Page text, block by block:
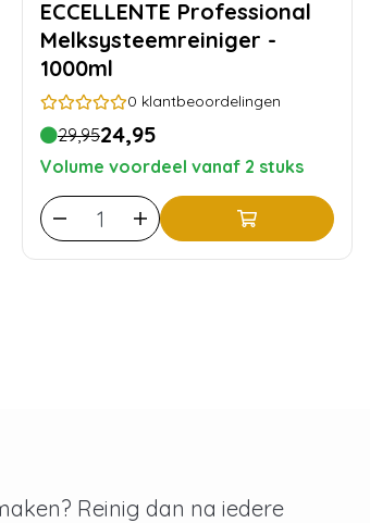
ECCELLENTE Professional
Melksysteemreiniger -
1000ml
0 klantbeoordelingen
29,9524,95
Volume voordeel vanaf 2 stuks
Reinig dan na iedere